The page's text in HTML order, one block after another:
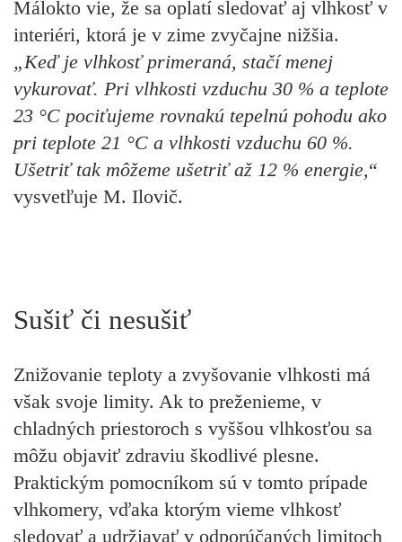
Málokto vie, že sa oplatí sledovať aj vlhkosť v
interiéri, ktorá je v zime zvyčajne nižšia.
„Keď je vlhkosť primeraná, stačí menej
vykurovať. Pri vlhkosti vzduchu 30 % a teplote
23 °C pociťujeme rovnakú tepelnú pohodu ako
pri teplote 21 °C a vlhkosti vzduchu 60 %.
Ušetriť tak môžeme ušetriť až 12 % energie,“
vysvetľuje M. Ilovič.
Sušiť či nesušiť
Znižovanie teploty a zvyšovanie vlhkosti má
však svoje limity. Ak to preženieme, v
chladných priestoroch s vyššou vlhkosťou sa
môžu objaviť zdraviu škodlivé plesne.
Praktickým pomocníkom sú v tomto prípade
vlhkomery, vďaka ktorým vieme vlhkosť
sledovať a udržiavať v odporúčaných limitoch